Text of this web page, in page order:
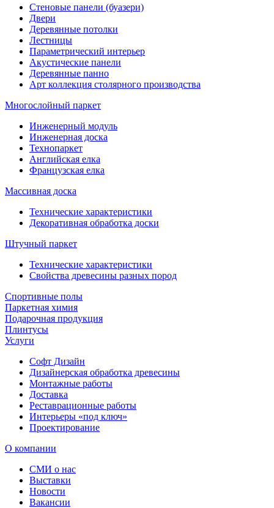
Стеновые панели (буазери)
Двери
Деревянные потолки
Лестницы
Параметрический интерьер
Акустические панели
Деревянные панно
Арт коллекция столярного производства
Многослойный паркет
Инженерный модуль
Инженерная доска
Технопаркет
Английская елка
Французская елка
Массивная доска
Технические характеристики
Декоративная обработка доски
Штучный паркет
Технические характеристики
Свойства древесины разных пород
Спортивные полы
Паркетная химия
Подарочная продукция
Плинтусы
Услуги
Софт Дизайн
Дизайнерская обработка древесины
Монтажные работы
Доставка
Реставрационные работы
Интерьеры «под ключ»
Проектирование
О компании
СМИ о нас
Выставки
Новости
Вакансии